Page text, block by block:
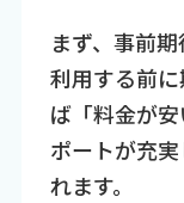
まず、事前
利用する前
ば「料金が
ポートが充
れます。